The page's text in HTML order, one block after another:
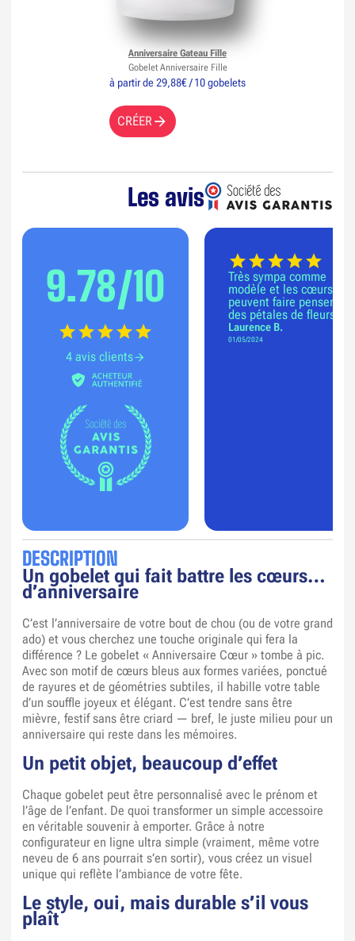
à partir de 29,88€ / 10 gobelets
CRÉER
Anniversaire Gateau Fille
Gobelet Anniversaire Fille
Les avis
9.78/10
4 avis clients
Très sympa comme
modèle et les cœurs
peuvent faire penser à
des pétales de fleurs
Laurence B.
01/05/2024
DESCRIPTION
Un gobelet qui fait battre les cœurs…
d’anniversaire
C’est l’anniversaire de votre bout de chou (ou de votre grand
ado) et vous cherchez une touche originale qui fera la
différence ? Le gobelet « Anniversaire Cœur » tombe à pic.
Avec son motif de cœurs bleus aux formes variées, ponctué
de rayures et de géométries subtiles, il habille votre table
d’un souffle joyeux et élégant. C’est tendre sans être
mièvre, festif sans être criard — bref, le juste milieu pour un
anniversaire qui reste dans les mémoires.
Un petit objet, beaucoup d’effet
Chaque gobelet peut être personnalisé avec le prénom et
l’âge de l’enfant. De quoi transformer un simple accessoire
en véritable souvenir à emporter. Grâce à notre
configurateur en ligne ultra simple (vraiment, même votre
neveu de 6 ans pourrait s’en sortir), vous créez un visuel
unique qui reflète l’ambiance de votre fête.
Le style, oui, mais durable s’il vous
plaît